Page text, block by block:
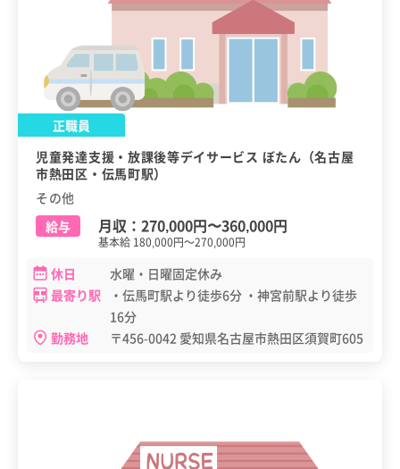
正職員
児童発達支援・放課後等デイサービス ぼたん（名古屋
市熱田区・伝馬町駅）
その他
給与
月収： 270,000円〜360,000円
基本給 180,000円～270,000円
休日
水曜・日曜固定休み
最寄り駅
・伝馬町駅より徒歩6分 ・神宮前駅より徒歩
16分
勤務地
〒456-0042 愛知県名古屋市熱田区須賀町605